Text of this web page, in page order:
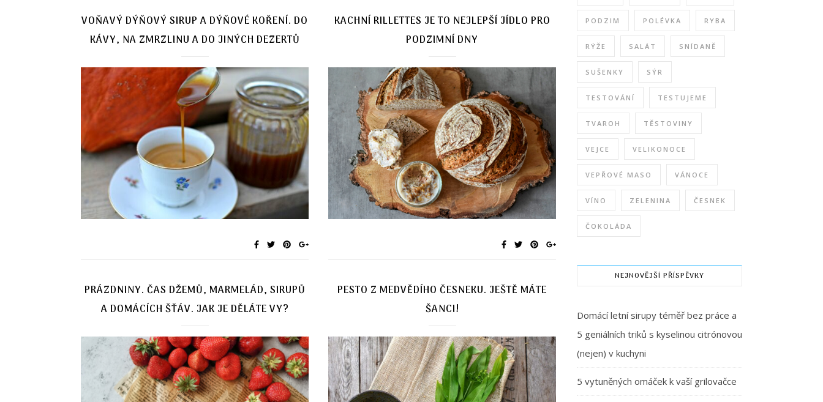
VOŇAVÝ DÝŇOVÝ SIRUP A DÝŇOVÉ KOŘENÍ. DO
KÁVY, NA ZMRZLINU A DO JINÝCH DEZERTŮ
KACHNÍ RILLETTES JE TO NEJLEPŠÍ JÍDLO PRO
PODZIMNÍ DNY
PRÁZDNINY. ČAS DŽEMŮ, MARMELÁD, SIRUPŮ
A DOMÁCÍCH ŠŤÁV. JAK JE DĚLÁTE VY?
PESTO Z MEDVĚDÍHO ČESNEKU. JEŠTĚ MÁTE
ŠANCI!
PODZIM POLÉVKA RYBA
RÝŽE SALÁT SNÍDANĚ
SUŠENKY SÝR
TESTOVÁNÍ TESTUJEME
TVAROH TĚSTOVINY
VEJCE VELIKONOCE
VEPŘOVÉ MASO VÁNOCE
VÍNO ZELENINA ČESNEK
ČOKOLÁDA
NEJNOVĚJŠÍ PŘÍSPĚVKY
Domácí letní sirupy téměř bez práce a
5 geniálních triků s kyselinou citrónovou
(nejen) v kuchyni
5 vytuněných omáček k vaší grilovačce